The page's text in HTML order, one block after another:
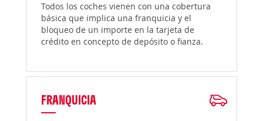
Todos los coches vienen con una cobertura
básica que implica una franquicia y el
bloqueo de un importe en la tarjeta de
crédito en concepto de depósito o fianza.
FRANQUICIA